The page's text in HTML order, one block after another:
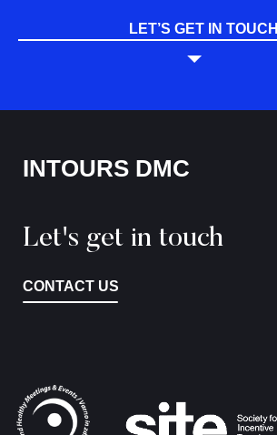
LET’S GET IN TOUCH
INTOURS DMC
Let's get in touch
CONTACT US